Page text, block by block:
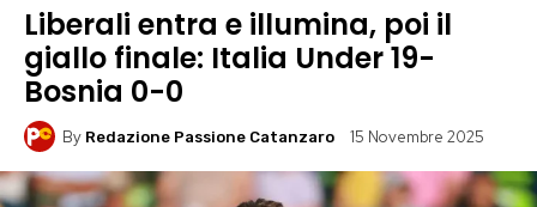
Liberali entra e illumina, poi il
giallo finale: Italia Under 19-
Bosnia 0-0
By Redazione Passione Catanzaro 15 Novembre 2025